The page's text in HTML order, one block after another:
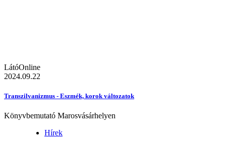
LátóOnline
2024.09.22
Transzilvanizmus - Eszmék, korok változatok
Könyvbemutató Marosvásárhelyen
Hírek